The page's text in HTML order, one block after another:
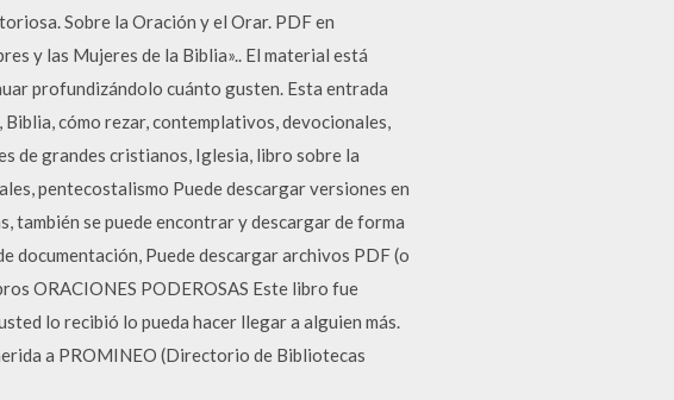
Sobre la Oración y el Orar. PDF en
y las Mujeres de la Biblia».. El material está
profundizándolo cuánto gusten. Esta entrada
cómo rezar, contemplativos, devocionales,
de grandes cristianos, Iglesia, libro sobre la
pentecostalismo Puede descargar versiones en
también se puede encontrar y descargar de forma
documentación, Puede descargar archivos PDF (o
ORACIONES PODEROSAS Este libro fue
lo recibió lo pueda hacer llegar a alguien más.
a PROMINEO (Directorio de Bibliotecas